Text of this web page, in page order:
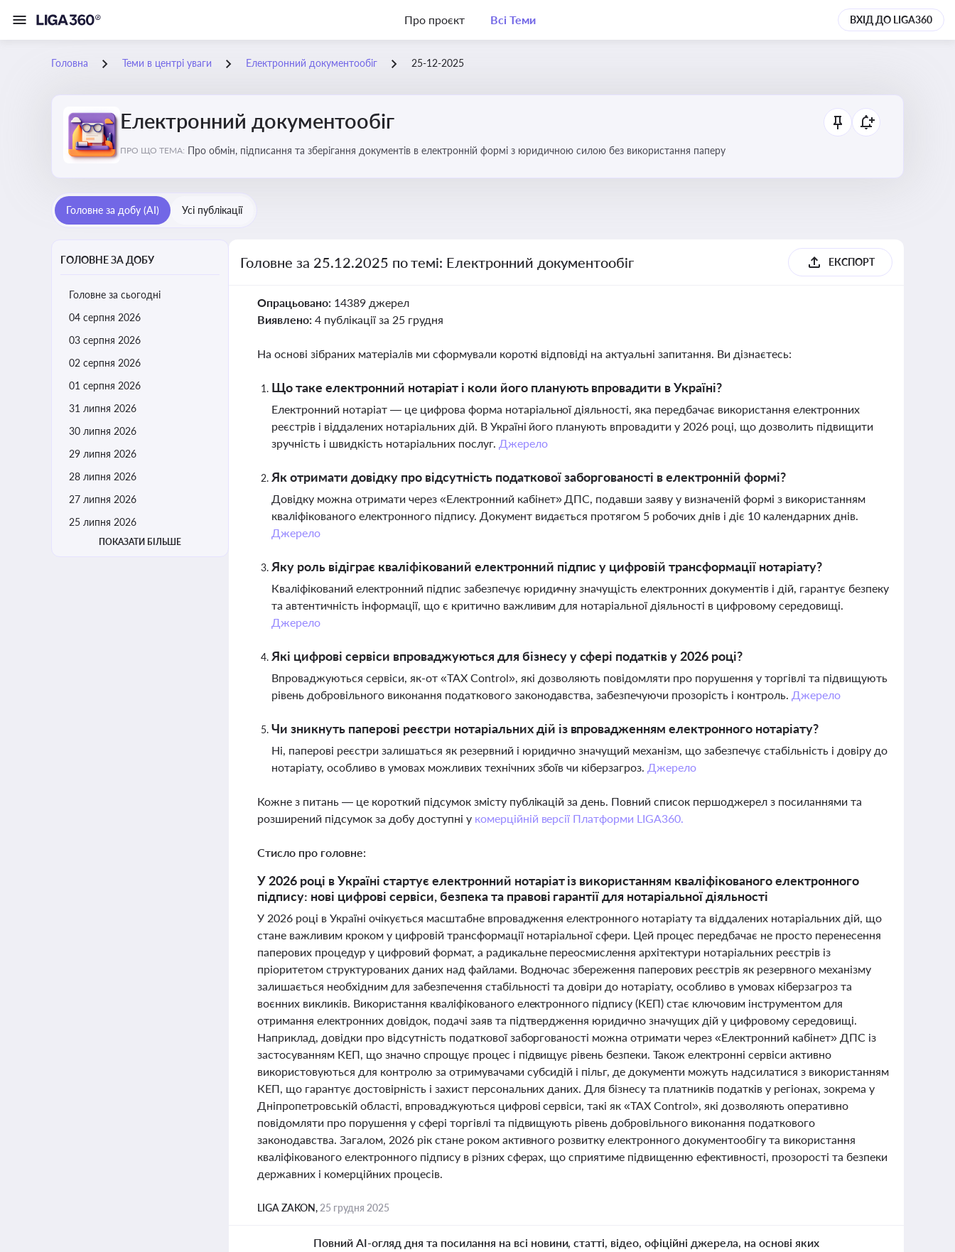
Про проєкт Всі Теми ВХІД ДО LIGA360
Головна Теми в центрі уваги Електронний документообіг 25-12-2025
Електронний документообіг
ПРО ЩО ТЕМА: Про обмін, підписання та зберігання документів в електронній формі з юридичною силою без використання паперу
Головне за добу (AI) Усі публікації
ГОЛОВНЕ ЗА ДОБУ
Головне за сьогодні
04 серпня 2026
03 серпня 2026
02 серпня 2026
01 серпня 2026
31 липня 2026
30 липня 2026
29 липня 2026
28 липня 2026
27 липня 2026
25 липня 2026
ПОКАЗАТИ БІЛЬШЕ
Головне за 25.12.2025 по темі: Електронний документообіг ЕКСПОРТ
Опрацьовано: 14389 джерел
Виявлено: 4 публікації за 25 грудня
На основі зібраних матеріалів ми сформували короткі відповіді на актуальні запитання. Ви дізнаєтесь:
Що таке електронний нотаріат і коли його планують впровадити в Україні?
Електронний нотаріат — це цифрова форма нотаріальної діяльності, яка передбачає використання електронних
реєстрів і віддалених нотаріальних дій. В Україні його планують впровадити у 2026 році, що дозволить підвищити
зручність і швидкість нотаріальних послуг. Джерело
Як отримати довідку про відсутність податкової заборгованості в електронній формі?
Довідку можна отримати через «Електронний кабінет» ДПС, подавши заяву у визначеній формі з використанням
кваліфікованого електронного підпису. Документ видається протягом 5 робочих днів і діє 10 календарних днів.
Джерело
Яку роль відіграє кваліфікований електронний підпис у цифровій трансформації нотаріату?
Кваліфікований електронний підпис забезпечує юридичну значущість електронних документів і дій, гарантує безпеку
та автентичність інформації, що є критично важливим для нотаріальної діяльності в цифровому середовищі.
Джерело
Які цифрові сервіси впроваджуються для бізнесу у сфері податків у 2026 році?
Впроваджуються сервіси, як-от «TAX Control», які дозволяють повідомляти про порушення у торгівлі та підвищують
рівень добровільного виконання податкового законодавства, забезпечуючи прозорість і контроль. Джерело
Чи зникнуть паперові реєстри нотаріальних дій із впровадженням електронного нотаріату?
Ні, паперові реєстри залишаться як резервний і юридично значущий механізм, що забезпечує стабільність і довіру до
нотаріату, особливо в умовах можливих технічних збоїв чи кіберзагроз. Джерело
Кожне з питань — це короткий підсумок змісту публікацій за день. Повний список першоджерел з посиланнями та
розширений підсумок за добу доступні у комерційній версії Платформи LIGA360.
Стисло про головне:
У 2026 році в Україні стартує електронний нотаріат із використанням кваліфікованого електронного
підпису: нові цифрові сервіси, безпека та правові гарантії для нотаріальної діяльності
У 2026 році в Україні очікується масштабне впровадження електронного нотаріату та віддалених нотаріальних дій, що
стане важливим кроком у цифровій трансформації нотаріальної сфери. Цей процес передбачає не просто перенесення
паперових процедур у цифровий формат, а радикальне переосмислення архітектури нотаріальних реєстрів із
пріоритетом структурованих даних над файлами. Водночас збереження паперових реєстрів як резервного механізму
залишається необхідним для забезпечення стабільності та довіри до нотаріату, особливо в умовах кіберзагроз та
воєнних викликів. Використання кваліфікованого електронного підпису (КЕП) стає ключовим інструментом для
отримання електронних довідок, подачі заяв та підтвердження юридично значущих дій у цифровому середовищі.
Наприклад, довідки про відсутність податкової заборгованості можна отримати через «Електронний кабінет» ДПС із
застосуванням КЕП, що значно спрощує процес і підвищує рівень безпеки. Також електронні сервіси активно
використовуються для контролю за отримувачами субсидій і пільг, де документи можуть надсилатися з використанням
КЕП, що гарантує достовірність і захист персональних даних. Для бізнесу та платників податків у регіонах, зокрема у
Дніпропетровській області, впроваджуються цифрові сервіси, такі як «TAX Control», які дозволяють оперативно
повідомляти про порушення у сфері торгівлі та підвищують рівень добровільного виконання податкового
законодавства. Загалом, 2026 рік стане роком активного розвитку електронного документообігу та використання
кваліфікованого електронного підпису в різних сферах, що сприятиме підвищенню ефективності, прозорості та безпеки
державних і комерційних процесів.
LIGA ZAKON, 25 грудня 2025
Повний AI-огляд дня та посилання на всі новини, статті, відео, офіційні джерела, на основі яких